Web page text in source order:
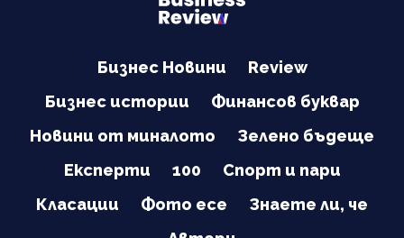
Бизнес Новини
Review
Бизнес истории
Финансов буквар
Новини от миналото
Зелено бъдеще
Експерти
100
Спорт и пари
Класации
Фото есе
Знаете ли, че